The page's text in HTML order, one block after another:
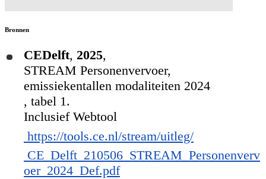
Bronnen
CEDelft, 2025,
STREAM Personenvervoer,
emissiekentallen modaliteiten 2024
, tabel 1.
Inclusief Webtool
https://tools.ce.nl/stream/uitleg/
CE_Delft_210506_STREAM_Personenverv
oer_2024_Def.pdf